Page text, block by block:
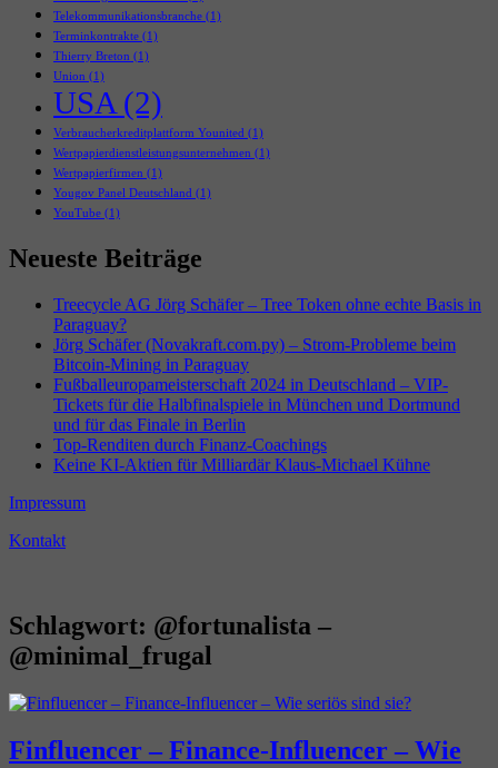
Telekommunikationsbranche (1)
Terminkontrakte (1)
Thierry Breton (1)
Union (1)
USA (2)
Verbraucherkreditplattform Younited (1)
Wertpapierdienstleistungsunternehmen (1)
Wertpapierfirmen (1)
Yougov Panel Deutschland (1)
YouTube (1)
Neueste Beiträge
Treecycle AG Jörg Schäfer – Tree Token ohne echte Basis in
Paraguay?
Jörg Schäfer (Novakraft.com.py) – Strom-Probleme beim
Bitcoin-Mining in Paraguay
Fußballeuropameisterschaft 2024 in Deutschland – VIP-
Tickets für die Halbfinalspiele in München und Dortmund
und für das Finale in Berlin
Top-Renditen durch Finanz-Coachings
Keine KI-Aktien für Milliardär Klaus-Michael Kühne
Impressum
Kontakt
Schlagwort: @fortunalista –
@minimal_frugal
Finfluencer – Finance-Influencer – Wie